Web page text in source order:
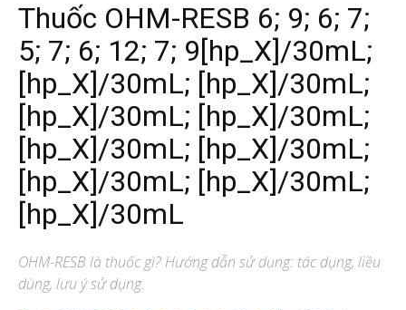
Thuốc OHM-RESB 6; 9; 6; 7;
5; 7; 6; 12; 7; 9[hp_X]/30mL;
[hp_X]/30mL; [hp_X]/30mL;
[hp_X]/30mL; [hp_X]/30mL;
[hp_X]/30mL; [hp_X]/30mL;
[hp_X]/30mL; [hp_X]/30mL;
[hp_X]/30mL
OHM-RESBlà thuốc gì? Hướng dẫn sử dụng: tác dụng, liều
dùng, lưu ý sử dụng.